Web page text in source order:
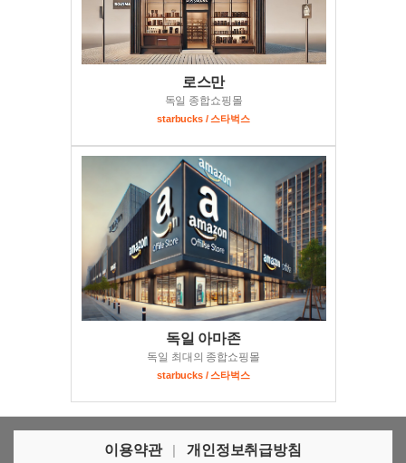
로스만
독일 종합쇼핑몰
starbucks / 스타벅스
독일 아마존
독일 최대의 종합쇼핑몰
starbucks / 스타벅스
이용약관 | 개인정보취급방침